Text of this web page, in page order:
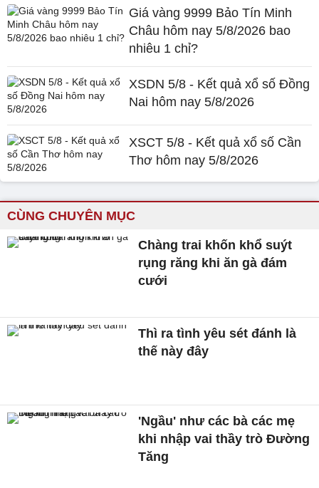
Giá vàng 9999 Bảo Tín Minh
Châu hôm nay 5/8/2026 bao
nhiêu 1 chỉ?
XSDN 5/8 - Kết quả xổ số Đồng
Nai hôm nay 5/8/2026
XSCT 5/8 - Kết quả xổ số Cần
Thơ hôm nay 5/8/2026
CÙNG CHUYÊN MỤC
Chàng trai khốn khổ suýt
rụng răng khi ăn gà đám
cưới
Thì ra tình yêu sét đánh là
thế này đây
'Ngầu' như các bà các mẹ
khi nhập vai thầy trò Đường
Tăng